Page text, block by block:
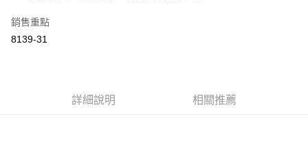
銷售重點
8139-31
詳細說明 相關推薦